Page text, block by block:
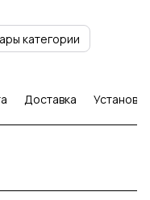
категории
Доставка Установка